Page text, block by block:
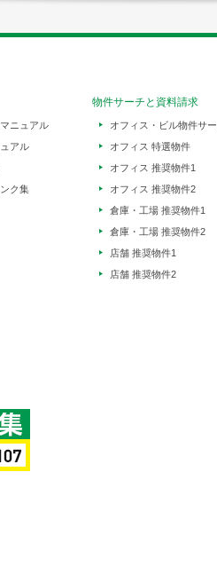
ニュアル
アル
ク集
物件サーチと資料請求
オフィス・ビル物件サ
オフィス 特選物件
オフィス 推奨物件1
オフィス 推奨物件2
倉庫・工場 推奨物件1
倉庫・工場 推奨物件2
店舗 推奨物件1
店舗 推奨物件2